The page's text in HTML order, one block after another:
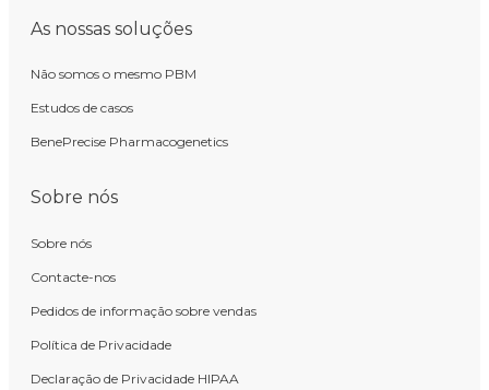
As nossas soluções
Não somos o mesmo PBM
Estudos de casos
BenePrecise Pharmacogenetics
Sobre nós
Sobre nós
Contacte-nos
Pedidos de informação sobre vendas
Política de Privacidade
Declaração de Privacidade HIPAA